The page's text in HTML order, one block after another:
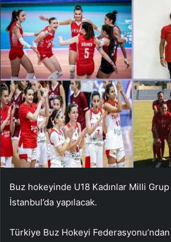
Buz hokeyinde U18 Kadınlar Milli Grup
İstanbul’da yapılacak.
Türkiye Buz Hokeyi Federasyonu’ndan